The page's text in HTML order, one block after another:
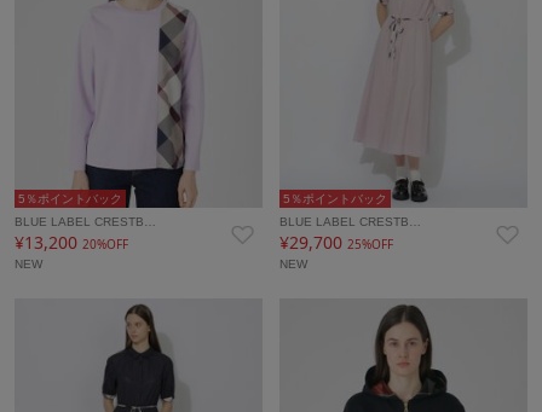
5％ポイントバック
BLUE LABEL CRESTB…
¥13,200 20%OFF
NEW
5％ポイントバック
BLUE LABEL CRESTB…
¥29,70025%OFF
NEW